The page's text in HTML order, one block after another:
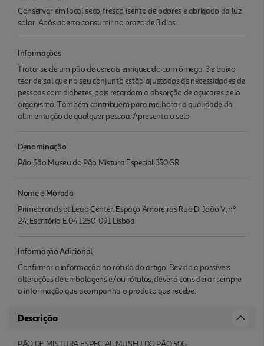
Conservar em local seco, fresco, isento de odores e abrigado da luz
solar. Após aberto consumir no prazo de 3 dias.
Informações
Trata-se de um pão de cereais enriquecido com ómega-3 e baixo
teor de sal que no seu conjunto estão ajustados às necessidades de
pessoas com diabetes, pois retardam a absorção de açucares pelo
organismo. Também contribuem para melhorar a qualidade da
alim entação de qualquer pessoa. Apresenta o selo
Denominação
Pão São Museu do Pão Mistura Especial 350 GR
Nome e Morada
Primebrands pt:Leap Center, Espaço Amoreiras Rua D. João V, nº
24, Escritório E.04 1250-091 Lisboa
Informação Adicional
Confirmar a informação no rótulo do artigo. Devido a possíveis
alterações de embalagens e/ou rótulos, deverá considerar sempre
a informação que acompanha o produto que recebe.
Descrição
PÃO DE MISTURA ESPECIAL MUSEU DO PÃO 50G